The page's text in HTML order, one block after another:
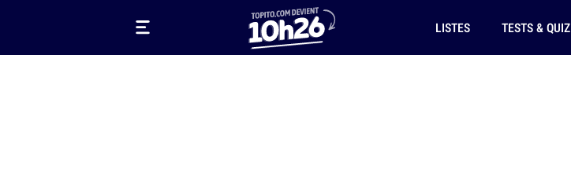
LISTES TESTS & QUIZ